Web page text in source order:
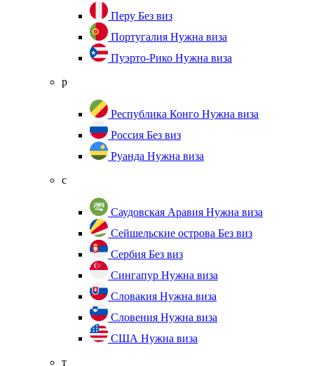
Перу Без виз
Португалия Нужна виза
Пуэрто-Рико Нужна виза
р
Республика Конго Нужна виза
Россия Без виз
Руанда Нужна виза
с
Саудовская Аравия Нужна виза
Сейшельские острова Без виз
Сербия Без виз
Сингапур Нужна виза
Словакия Нужна виза
Словения Нужна виза
США Нужна виза
т